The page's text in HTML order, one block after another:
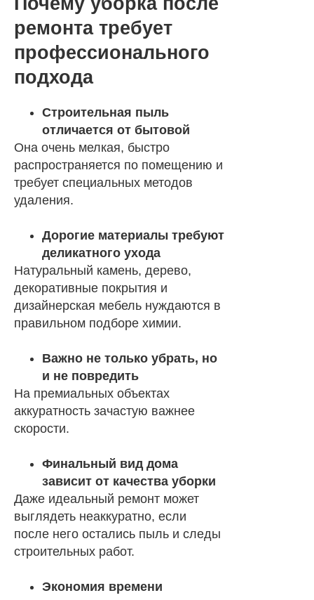
ремонта требует
профессионального
подхода
Строительная пыль
отличается от бытовой
Она очень мелкая, быстро
распространяется по помещению и
требует специальных методов
удаления.
Дорогие материалы требуют
деликатного ухода
Натуральный камень, дерево,
декоративные покрытия и
дизайнерская мебель нуждаются в
правильном подборе химии.
Важно не только убрать, но
и не повредить
На премиальных объектах
аккуратность зачастую важнее
скорости.
Финальный вид дома
зависит от качества уборки
Даже идеальный ремонт может
выглядеть неаккуратно, если
после него остались пыль и следы
строительных работ.
Экономия времени